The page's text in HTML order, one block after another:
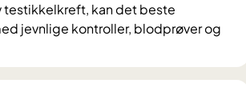
testikkelkreft, kan det beste
jevnlige kontroller, blodprøver og